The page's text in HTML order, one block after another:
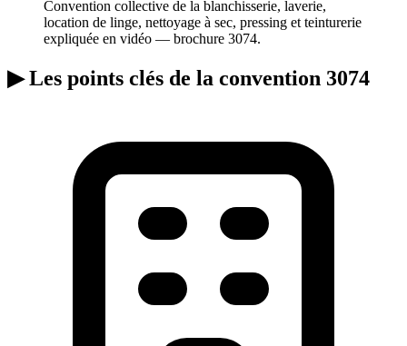
Convention collective de la blanchisserie, laverie,
location de linge, nettoyage à sec, pressing et teinturerie
expliquée en vidéo — brochure 3074.
▶Les points clés de la convention 3074